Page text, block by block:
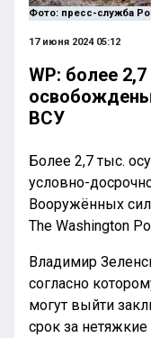
Фото: пресс-служба
17 июня 2024 05:12
WP: более
ВСУ
Более 2,7 тыс.
условно-
Вооружённых
The Washington
Владимир
согласно
могут выйти
срок за нетяжкие